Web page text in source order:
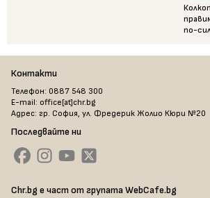
по-
Контакти
Телефон: 0887 548 300
E-mail: office[at]chr.bg
Адрес: гр. София, ул. Фредерик Жолио Кюри №20
Последвайте ни
Chr.bg е част от групата WebCafe.bg